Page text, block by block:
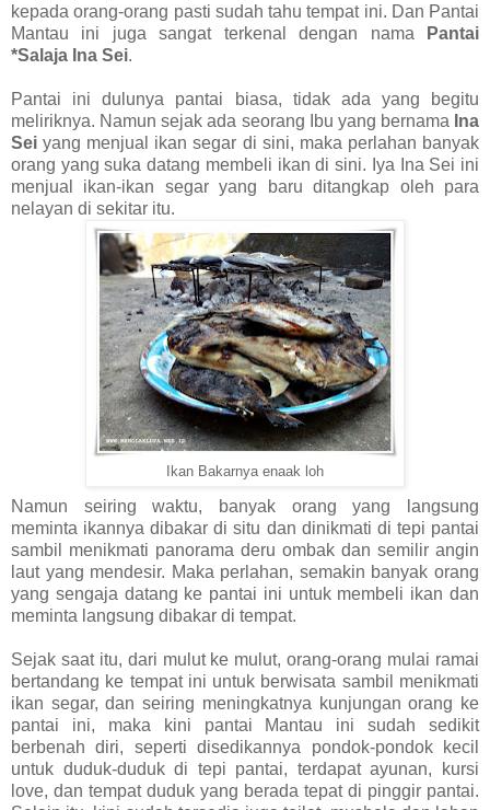
kepada orang-orang pasti sudah tahu tempat ini. Dan Pantai
Mantau ini juga sangat terkenal dengan nama
Pantai
*Salaja Ina Sei.
Pantai ini dulunya pantai biasa, tidak ada yang begitu
meliriknya. Namun sejak ada seorang Ibu yang bernama Ina
Sei yang menjual ikan segar di sini, maka perlahan banyak
orang yang suka datang membeli ikan di sini. Iya Ina Sei ini
menjual ikan-ikan segar yang baru ditangkap oleh para
nelayan di sekitar itu.
Ikan Bakarnya enaak loh
Namun seiring waktu, banyak orang yang langsung
meminta ikannya dibakar di situ dan dinikmati di tepi pantai
sambil menikmati panorama deru ombak dan semilir angin
laut yang mendesir. Maka perlahan, semakin banyak orang
yang sengaja datang ke pantai ini untuk membeli ikan dan
meminta langsung dibakar di tempat.
Sejak saat itu, dari mulut ke mulut, orang-orang mulai ramai
bertandang ke tempat ini untuk berwisata sambil menikmati
ikan segar, dan seiring meningkatnya kunjungan orang ke
pantai ini, maka kini pantai Mantau ini sudah sedikit
berbenah diri, seperti disedikannya pondok-pondok kecil
untuk duduk-duduk di tepi pantai, terdapat ayunan, kursi
love, dan tempat duduk yang berada tepat di pinggir pantai.